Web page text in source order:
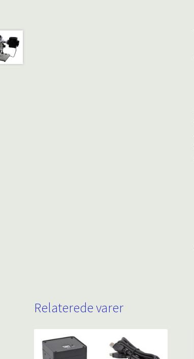
Relaterede varer